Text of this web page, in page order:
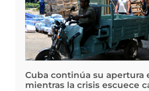
Cuba continúa su apertura
mientras la crisis escuece